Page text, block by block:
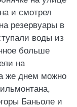
и смотрел
резервуары в
воды из
больше
на
же днем можно
Баньоле и